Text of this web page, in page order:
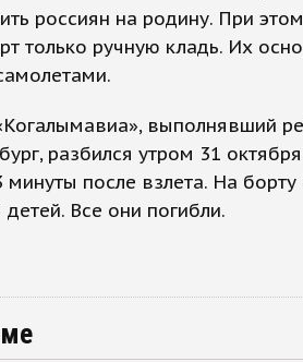
россиян на родину. При
только ручную кладь. Их
выполнявший
разбился утром 31
минуты после взлета. На
Все они погибли.